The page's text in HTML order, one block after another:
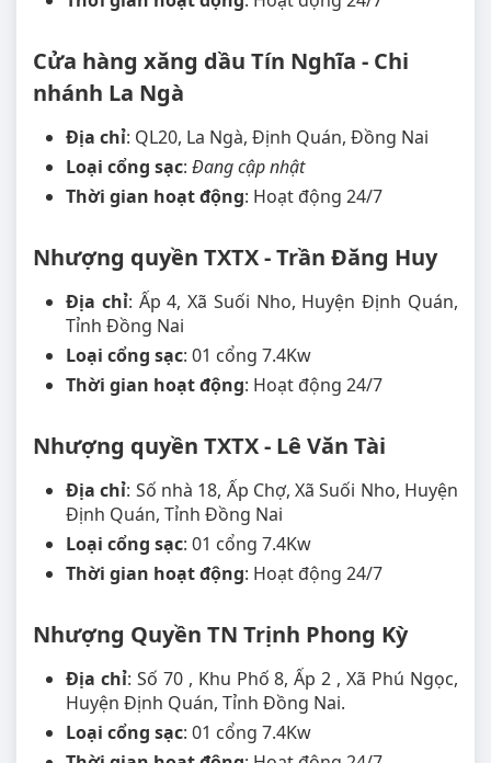
Cửa hàng xăng dầu Tín Nghĩa - Chi
nhánh La Ngà
Địa chỉ: QL20, La Ngà, Định Quán, Đồng Nai
Loại cổng sạc: Đang cập nhật
Thời gian hoạt động: Hoạt động 24/7
Nhượng quyền TXTX - Trần Đăng Huy
Địa chỉ: Ấp 4, Xã Suối Nho, Huyện Định Quán,
Tỉnh Đồng Nai
Loại cổng sạc: 01 cổng 7.4Kw
Thời gian hoạt động: Hoạt động 24/7
Nhượng quyền TXTX - Lê Văn Tài
Địa chỉ: Số nhà 18, Ấp Chợ, Xã Suối Nho, Huyện
Định Quán, Tỉnh Đồng Nai
Loại cổng sạc: 01 cổng 7.4Kw
Thời gian hoạt động: Hoạt động 24/7
Nhượng Quyền TN Trịnh Phong Kỳ
Địa chỉ: Số 70 , Khu Phố 8, Ấp 2 , Xã Phú Ngọc,
Huyện Định Quán, Tỉnh Đồng Nai.
Loại cổng sạc: 01 cổng 7.4Kw